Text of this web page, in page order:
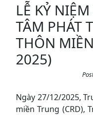
LỄ KỶ
TÂM PHÁT
THÔN
2025)
Ngày 27/12/2025,
miền Trung (CRD),